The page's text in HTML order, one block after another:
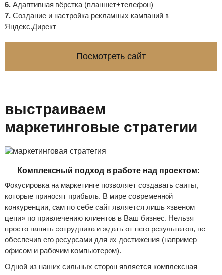
6. Адаптивная вёрстка (планшет+телефон)
7. Создание и настройка рекламных кампаний в
Яндекс.Директ
Посмотреть сайт
выстраиваем
маркетинговые стратегии
Комплексный подход в работе над проектом:
Фокусировка на маркетинге позволяет создавать сайты,
которые приносят прибыль. В мире современной
конкуренции, сам по себе сайт является лишь «звеном
цепи» по привлечению клиентов в Ваш бизнес. Нельзя
просто нанять сотрудника и ждать от него результатов, не
обеспечив его ресурсами для их достижения (например
офисом и рабочим компьютером).
Одной из наших сильных сторон является комплексная